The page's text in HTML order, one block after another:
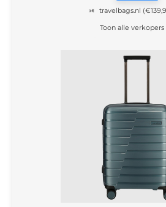
travelbags.nl
Toon alle verkopers